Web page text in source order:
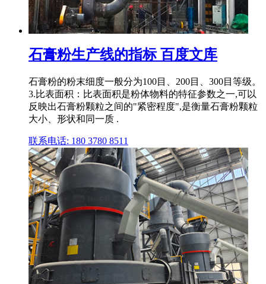
石膏粉生产线的指标 百度文库
石膏粉的粉末细度一般分为100目、200目、300目等级。
3.比表面积：比表面积是粉体物料的特征参数之一,可以
反映出石膏粉颗粒之间的"紧密程度",是衡量石膏粉颗粒
大小、形状和同一质 .
联系电话: 180 3780 8511